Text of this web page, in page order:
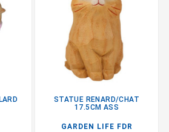
STATUE RENARD/CHAT
17.5CM ASS
GARDEN LIFE FDR